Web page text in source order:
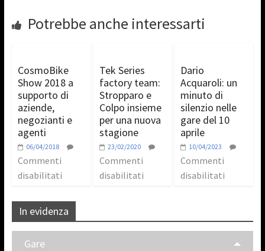
Potrebbe anche interessarti
CosmoBike
Show 2018 a
supporto di
aziende,
negozianti e
agenti
06/04/2018
Commenti
disabilitati
Tek Series
factory team:
Stropparo e
Colpo insieme
per una nuova
stagione
23/02/2020
Commenti
disabilitati
Dario
Acquaroli: un
minuto di
silenzio nelle
gare del 10
aprile
10/04/2023
Commenti
disabilitati
In evidenza
Gare